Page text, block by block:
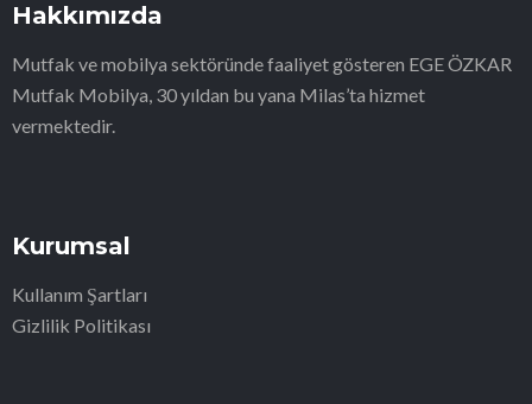
Hakkımızda
Mutfak ve mobilya sektöründe faaliyet gösteren EGE ÖZKAR
Mutfak Mobilya, 30 yıldan bu yana Milas’ta hizmet
vermektedir.
Kurumsal
Kullanım Şartları
Gizlilik Politikası